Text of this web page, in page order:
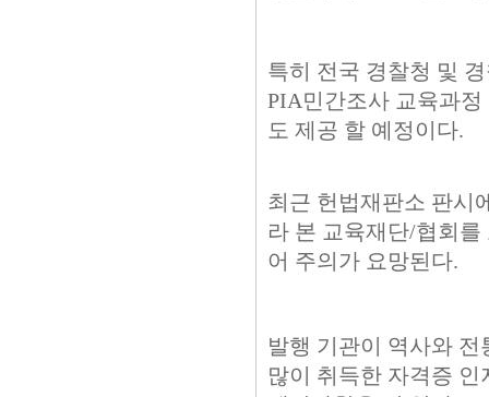
특히 전국 경찰청 및
PIA민간조사 교육과
도 제공 할 예정이다.
최근 헌법재판소 판시
라 본 교육재단/협회
어 주의가 요망된다.
발행 기관이 역사와
많이 취득한 자격증